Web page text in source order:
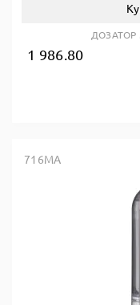
ДОЗАТОР
1 986.80
716MA